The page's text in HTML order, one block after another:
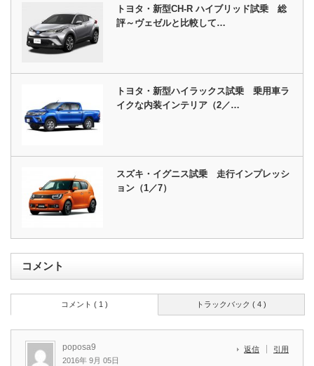
トヨタ・新型CH-R ハイブリッド試乗 総
評～ヴェゼルと比較して…
トヨタ・新型ハイラックス試乗 乗用車ラ
イクな内装インテリア（2／…
スズキ・イグニス試乗 走行インプレッシ
ョン（1／7）
コメント
トラックバック ( 4 )
コメント ( 1 )
poposa9
2016年 9月 05日
返信 引用